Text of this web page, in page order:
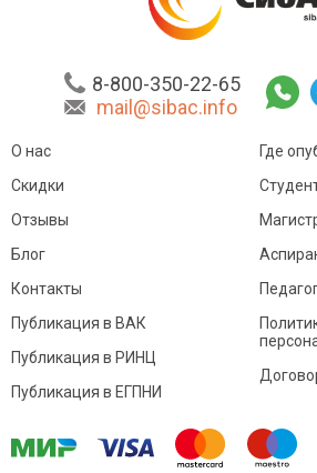
8-800-350-22-65
mail@sibac.info
О нас
Скидки
Отзывы
Блог
Контакты
Где
Публикация в ВАК
Публикация в РИНЦ
Публикация в ЕГПНИ